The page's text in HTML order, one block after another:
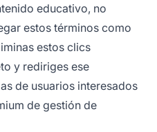
educativo, no
estos términos como
estos clics
y rediriges ese
de usuarios interesados
de gestión de